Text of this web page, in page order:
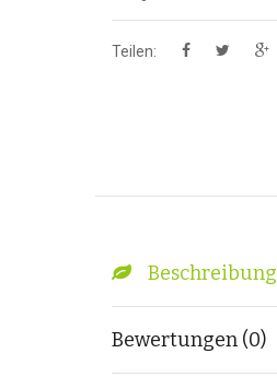
Teilen:
Beschreibung
Bewertungen (0)